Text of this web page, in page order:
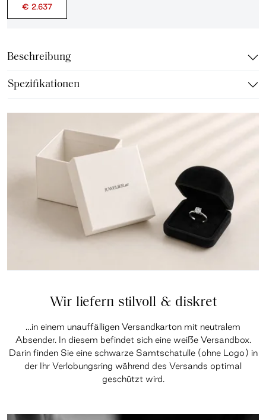
€ 2.637
Beschreibung
Spezifikationen
Wir liefern stilvoll & diskret
…in einem unauffälligen Versandkarton mit neutralem
Absender. In diesem befindet sich eine weiße Versandbox.
Darin finden Sie eine schwarze Samtschatulle (ohne Logo) in
der Ihr Verlobungsring während des Versands optimal
geschützt wird.